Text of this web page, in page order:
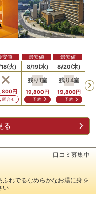
火)
円
問合せ
安値
8/19(水)
残り1室
19,800円
予約
最安値
8/20(木)
残り4室
19,800円
予約
最安値
る
口コミ募集中
れでるなめらかなお湯に身を
い